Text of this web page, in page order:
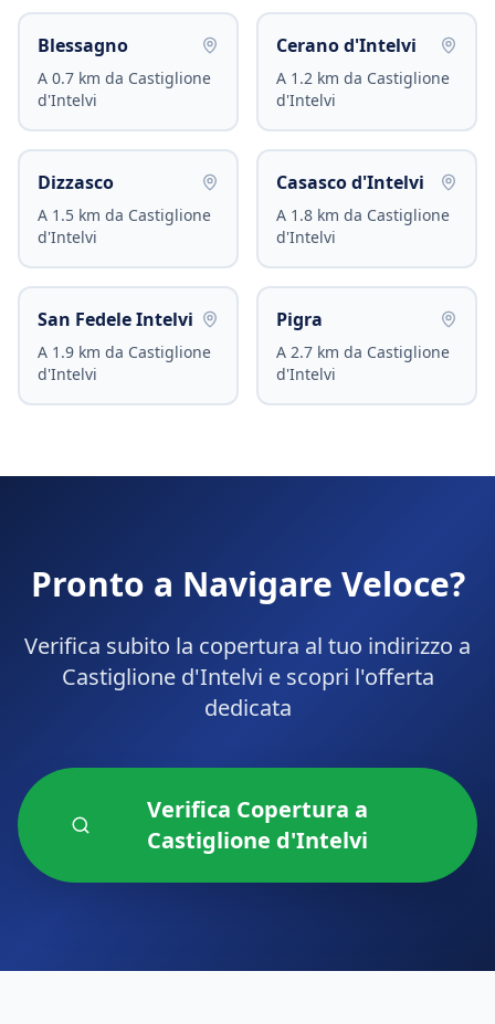
Blessagno
A 0.7 km da Castiglione
d'Intelvi
Cerano d'Intelvi
A 1.2 km da Castiglione
d'Intelvi
Dizzasco
A 1.5 km da Castiglione
d'Intelvi
Casasco d'Intelvi
A 1.8 km da Castiglione
d'Intelvi
San Fedele Intelvi
A 1.9 km da Castiglione
d'Intelvi
Pigra
A 2.7 km da Castiglione
d'Intelvi
Pronto a Navigare Veloce?
Verifica subito la copertura al tuo indirizzo a
Castiglione d'Intelvi e scopri l'offerta
dedicata
Verifica Copertura a
Castiglione d'Intelvi